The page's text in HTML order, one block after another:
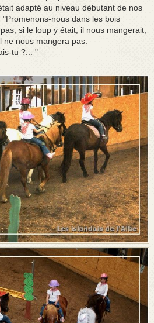
adapté au niveau débutant de nos
nous dans les bois
si le loup y était, il nous mangerait,
ne nous mangera pas.
tu ?... "